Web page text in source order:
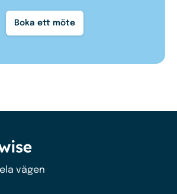
Boka ett möte
vägen